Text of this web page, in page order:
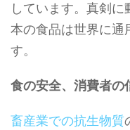
しています。真剣
本の食品は世界に通
す。
食の安全、消費者の
畜産業での抗生物質